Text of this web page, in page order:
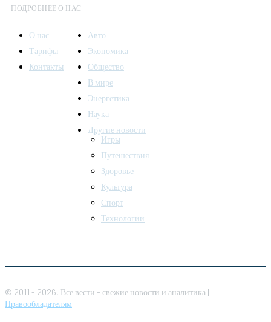
ПОДРОБНЕЕ О НАС
О нас
Тарифы
Контакты
Авто
Экономика
Общество
В мире
Энергетика
Наука
Другие новости
Игры
Путешествия
Здоровье
Культура
Спорт
Технологии
© 2011 - 2026, Все вести - свежие новости и аналитика |
Правообладателям